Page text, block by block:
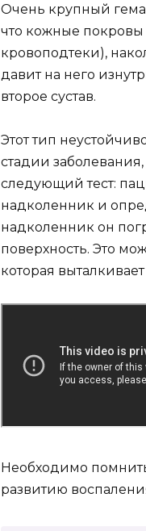
Очень крупный
что кожные покровы
кровоподтеки),
давит на него
второе сустав.
Этот тип
стадии
следующий тест:
надколенник и
надколенник он
поверхность. Это
которая
Необходимо
развитию